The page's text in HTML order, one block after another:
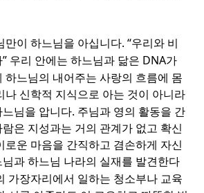
만이 하느님을 아십니다. “우리와 비
” 우리 안에는 하느님과 닮은 DNA가
하느님의 내어주는 사랑의 흐름에 몸
나 신학적 지식으로 아는 것이 아니라
님을 압니다. 주님과 영의 활동을 간
은 지성과는 거의 관계가 없고 확신
로운 마음을 간직하고 겸손하게 자신
과 하느님 나라의 실재를 발견한다
가장자리에서 일하는 청소부나 교육